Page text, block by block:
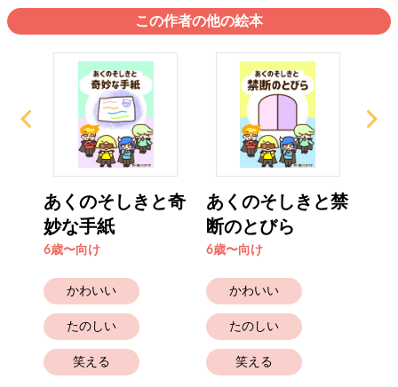
この作者の他の絵本
あくのそしきと奇
妙な手紙
6歳〜向け
かわいい
たのしい
笑える
あくのそしきと禁
断のとびら
6歳〜向け
かわいい
たのしい
笑える